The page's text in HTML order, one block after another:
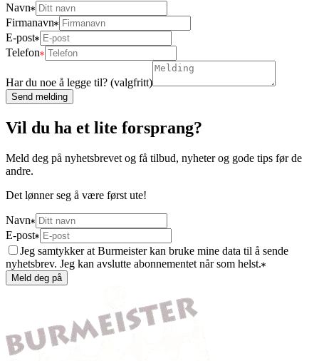
Navn
Firmanavn
E-post
Telefon
Har du noe å legge til? (valgfritt)
Send melding
Vil du ha et lite forsprang?
Meld deg på nyhetsbrevet og få tilbud, nyheter og gode tips før de
andre.
Det lønner seg å være først ute!
Navn
E-post
Jeg samtykker at Burmeister kan bruke mine data til å sende
nyhetsbrev. Jeg kan avslutte abonnementet når som helst.
Meld deg på